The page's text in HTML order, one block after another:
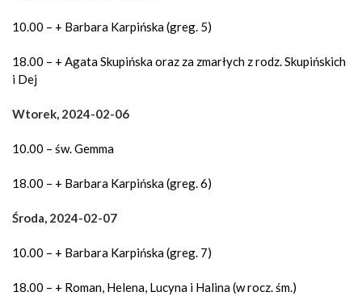
10.00 – + Barbara Karpińska (greg. 5)
18.00 – + Agata Skupińska oraz za zmarłych z rodz. Skupińskich
i Dej
Wtorek, 2024-02-06
10.00 – św. Gemma
18.00 – + Barbara Karpińska (greg. 6)
Środa, 2024-02-07
10.00 – + Barbara Karpińska (greg. 7)
18.00 – + Roman, Helena, Lucyna i Halina (w rocz. śm.)